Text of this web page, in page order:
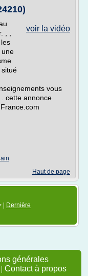
voir la vidéo
,
une
vous
cette annonce
Haut de page
|
Dernière
générales
| Contact à propos